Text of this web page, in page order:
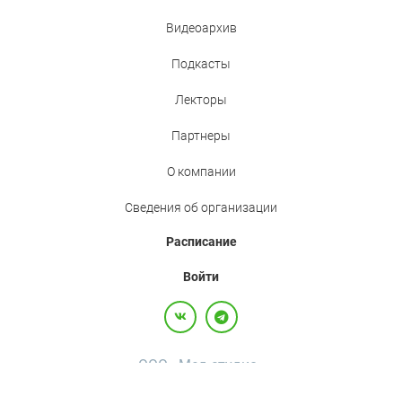
Видеоархив
Подкасты
Лекторы
Партнеры
О компании
Сведения об организации
Расписание
Войти
ООО «Мед.студио»